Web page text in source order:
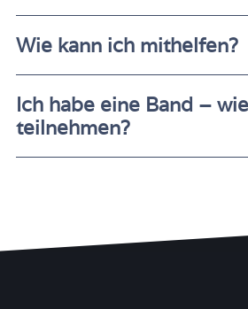
Wie kann ich mithelfen?
Ich habe eine Band –
teilnehmen?